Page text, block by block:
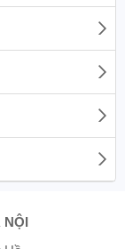
NỘI